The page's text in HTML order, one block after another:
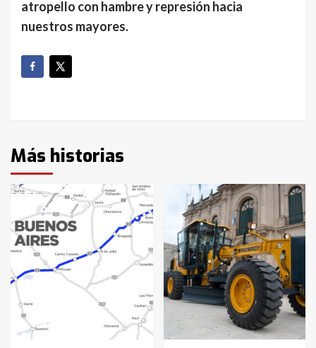
atropello con hambre y represión hacia
nuestros mayores.
Más historias